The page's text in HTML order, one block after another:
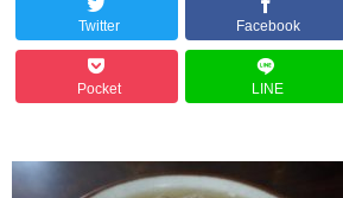
Twitter Facebook
Pocket LINE